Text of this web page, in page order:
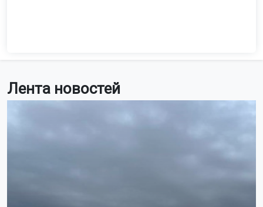
Лента новостей